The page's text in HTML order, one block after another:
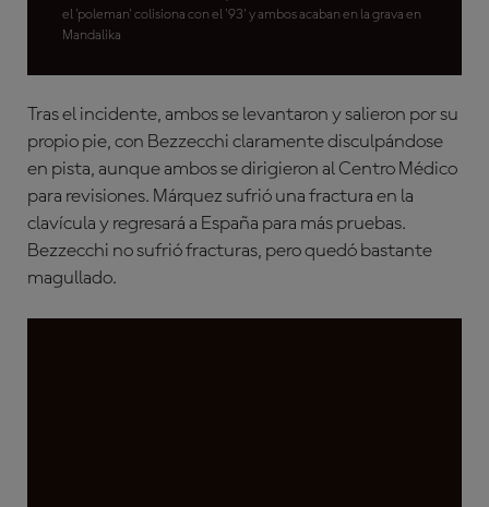
el 'poleman' colisiona con el '93' y ambos acaban en la grava en
Mandalika
Tras el incidente, ambos se levantaron y salieron por su
propio pie, con Bezzecchi claramente disculpándose
en pista, aunque ambos se dirigieron al Centro Médico
para revisiones. Márquez sufrió una fractura en la
clavícula y regresará a España para más pruebas.
Bezzecchi no sufrió fracturas, pero quedó bastante
magullado.